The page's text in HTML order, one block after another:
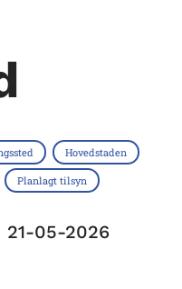
Hovedstaden
Planlagt tilsyn
05-2026